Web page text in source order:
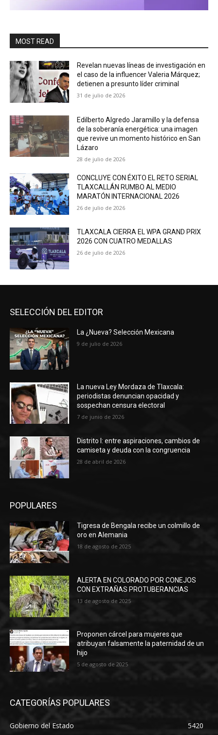
MOST READ
Revelan nuevas líneas de investigación en
el caso de la influencer Valeria Márquez;
detienen a presunto líder criminal
31 de julio de 2026
Edilberto Algredo Jaramillo y la defensa
de la soberanía energética: una imagen
que revive un momento histórico en San
Lázaro
28 de julio de 2026
CONCLUYE CON ÉXITO EL RETO SERIAL
TLAXCALLÁN RUMBO AL MEDIO
MARATÓN INTERNACIONAL 2026
26 de julio de 2026
TLAXCALA CIERRA EL WPA GRAND PRIX
2026 CON CUATRO MEDALLAS
26 de julio de 2026
SELECCIÓN DEL EDITOR
La ¿Nueva? Selección Mexicana
9 de julio de 2026
La nueva Ley Mordaza de Tlaxcala:
periodistas denuncian opacidad y
sospechan censura electoral
7 de junio de 2026
Distrito I: entre aspiraciones, cambios de
camiseta y deuda con la congruencia
28 de abril de 2026
POPULARES
Tigresa de Bengala recibe un colmillo de
oro en Alemania
18 de agosto de 2025
ALERTA EN COLORADO POR CONEJOS
CON EXTRAÑAS PROTUBERANCIAS
13 de agosto de 2025
Proponen cárcel para mujeres que
atribuyan falsamente la paternidad de un
hijo
5 de agosto de 2025
CATEGORÍAS POPULARES
Gobierno del Estado
5420